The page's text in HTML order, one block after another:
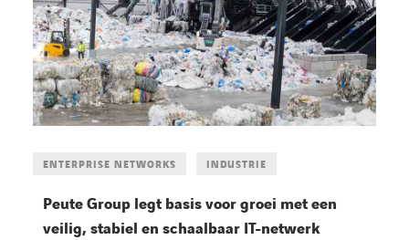
ENTERPRISE NETWORKS INDUSTRIE
Peute Group legt basis voor groei met een
veilig, stabiel en schaalbaar IT-netwerk